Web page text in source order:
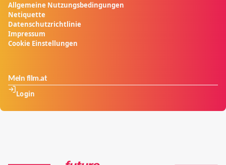
Allgemeine Nutzungsbedingungen
Netiquette
Datenschutzrichtlinie
Impressum
Cookie Einstellungen
Mein film.at
Login